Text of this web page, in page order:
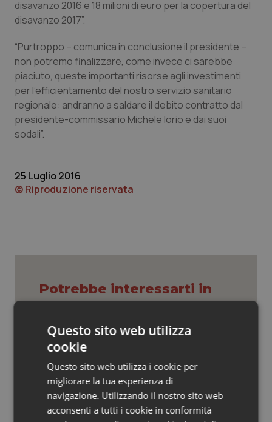
Sardegna
Sicilia
Toscana
Umbria
Veneto
Malattia di Crohn & Rettocolite Ulcerosa
Neuroscienze & patologie neurodegenerative
Obesità
Oftalmologia
Oncoematologia
Quotidiano Oncologia
Quotidiano Pediatria
Rene & patologie urogenitali
disavanzo 2016 e 18 milioni di euro per la copertura del
disavanzo 2017”.
“Purtroppo – comunica in conclusione il presidente –
non potremo finalizzare, come invece ci sarebbe
piaciuto, queste importanti risorse agli investimenti
per l’efficientamento del nostro servizio sanitario
regionale: andranno a saldare il debito contratto dal
presidente-commissario Michele Iorio e dai suoi
sodali”.
25 Luglio 2016
© Riproduzione riservata
Potrebbe interessarti in
Puglia. Unità di crisi sanitaria al lavoro,
e conti
Farmaci. Puglia, dal 3 agosto alert
informatico per segnalare l’esistenza
Questo sito web utilizza
cookie
Questo sito web utilizza i cookie per
migliorare la tua esperienza di
navigazione. Utilizzando il nostro sito web
acconsenti a tutti i cookie in conformità